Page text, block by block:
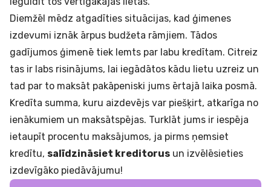
Diemžēl mēdz atgadīties situācijas, kad ģimenes
izdevumi iznāk ārpus budžeta rāmjiem. Tādos
gadījumos ģimenē tiek lemts par labu kredītam. Citreiz
tas ir labs risinājums, lai iegādātos kādu lietu uzreiz un
tad par to maksāt pakāpeniski jums ērtajā laika posmā.
Kredīta summa, kuru aizdevējs var piešķirt, atkarīga no
ienākumiem un maksātspējas. Turklāt jums ir iespēja
ietaupīt procentu maksājumos, ja pirms ņemsiet
kredītu, salīdzināsiet kreditorus un izvēlēsieties
izdevīgāko piedāvājumu!